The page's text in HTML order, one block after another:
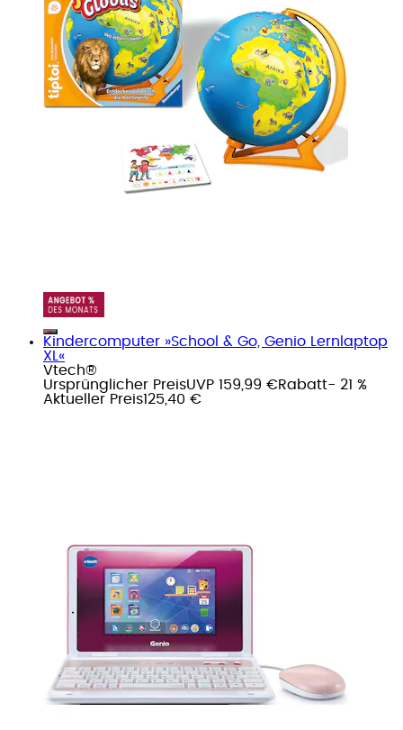
Kindercomputer »School & Go, Genio Lernlaptop
XL«
Vtech®
Ursprünglicher PreisUVP 159,99 €Rabatt- 21 %
Aktueller Preis125,40 €